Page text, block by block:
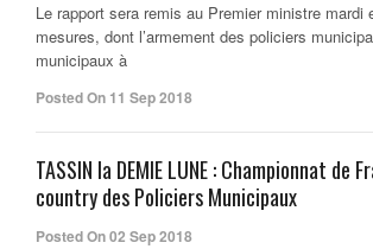
Le rapport sera remis au Premier ministre mardi
mesures, dont l’armement des policiers
municipaux à
Posted On 11 Sep 2018
TASSIN la DEMIE LUNE : Championnat de
country des Policiers Municipaux
Posted On 02 Sep 2018